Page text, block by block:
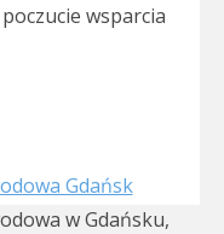
wsparcia
Gdańsk
w Gdańsku,